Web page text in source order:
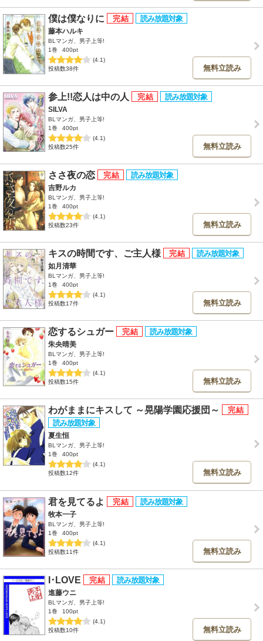
僕は僕なりに
藤本ハルキ
BLマンガ、男子上等!
1巻
400pt
(4.1)
投稿数38件
無料立読み
参上!!恋人は中の人
SILVA
BLマンガ、男子上等!
1巻
400pt
(4.1)
投稿数25件
無料立読み
ささ夜の恋
吉野ルカ
BLマンガ、男子上等!
1巻
400pt
(4.1)
投稿数23件
無料立読み
キスの時間です、ご主人様
如月清華
BLマンガ、男子上等!
1巻
400pt
(4.1)
投稿数17件
無料立読み
恋するシュガー
朱央晴美
BLマンガ、男子上等!
1巻
400pt
(4.1)
投稿数15件
無料立読み
わがままにキスして ～晃陽学園応援団～
夏生恒
BLマンガ、男子上等!
1巻
400pt
(4.1)
投稿数12件
無料立読み
君を見てるよ
牧本一子
BLマンガ、男子上等!
1巻
400pt
(4.1)
投稿数11件
無料立読み
I･LOVE
進藤ウニ
BLマンガ、男子上等!
1巻
100pt
(4.1)
投稿数10件
無料立読み